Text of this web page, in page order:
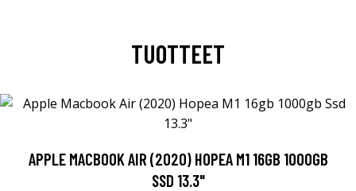
TUOTTEET
APPLE MACBOOK AIR (2020) HOPEA M1 16GB 1000GB
SSD 13.3"